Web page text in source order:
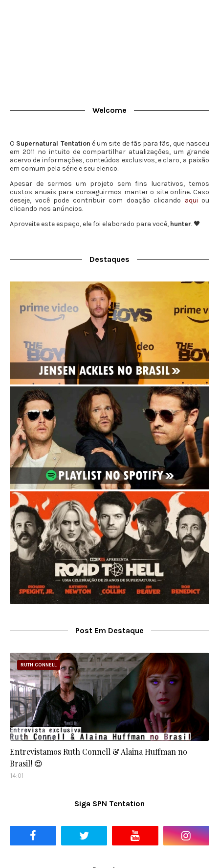
Welcome
O Supernatural Tentation é um site de fãs para fãs, que nasceu
em 2011 no intuito de compartilhar atualizações, um grande
acervo de informações, conteúdos exclusivos, e claro, a paixão
em comum pela série e seu elenco.
Apesar de sermos um projeto sem fins lucrativos, temos
custos anuais para conseguirmos manter o site online. Caso
deseje, você pode contribuir com doação clicando aqui ou
clicando nos anúncios.
Aproveite este espaço, ele foi elaborado para você, hunter. 🖤
Destaques
Post Em Destaque
RUTH CONNELL
Entrevistamos Ruth Connell & Alaina Huffman no
Brasil! 😍
14:01
Siga SPN Tentation